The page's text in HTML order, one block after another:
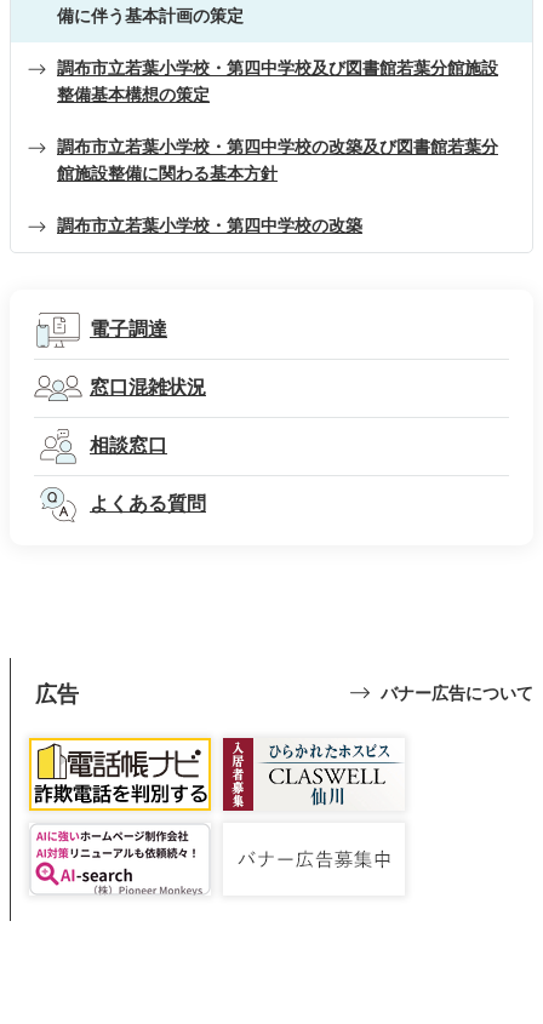
備に伴う基本計画の策定
調布市立若葉小学校・第四中学校及び図書館若葉分館施設
整備基本構想の策定
調布市立若葉小学校・第四中学校の改築及び図書館若葉分
館施設整備に関わる基本方針
調布市立若葉小学校・第四中学校の改築
電子調達
窓口混雑状況
相談窓口
よくある質問
広告 バナー広告について